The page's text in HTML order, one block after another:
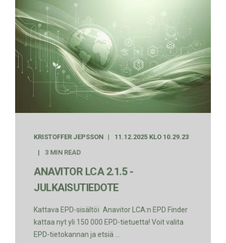
KRISTOFFER JEPSSON 11.12.2025 KLO 10.29.23
3 MIN READ
ANAVITOR LCA 2.1.5 -
JULKAISUTIEDOTE
Kattava EPD-sisältöℹ️ Anavitor LCA:n EPD Finder
kattaa nyt yli 150 000 EPD-tietuetta! Voit valita
EPD-tietokannan ja etsiä ...